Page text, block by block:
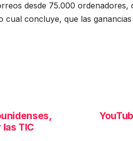
desde 75.000 ordenadores,
cual concluye, que las
TIC